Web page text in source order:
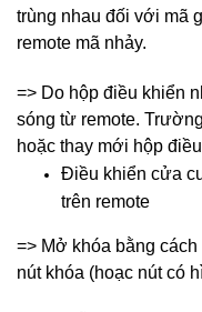
trùng nhau đối với mã
remote mã nhảy.
=> Do hộp điều khiển
sóng từ remote.
hoặc thay mới hộp
Điều khiển cửa
trên remote
=> Mở khóa bằng
nút khóa (hoạc nút có